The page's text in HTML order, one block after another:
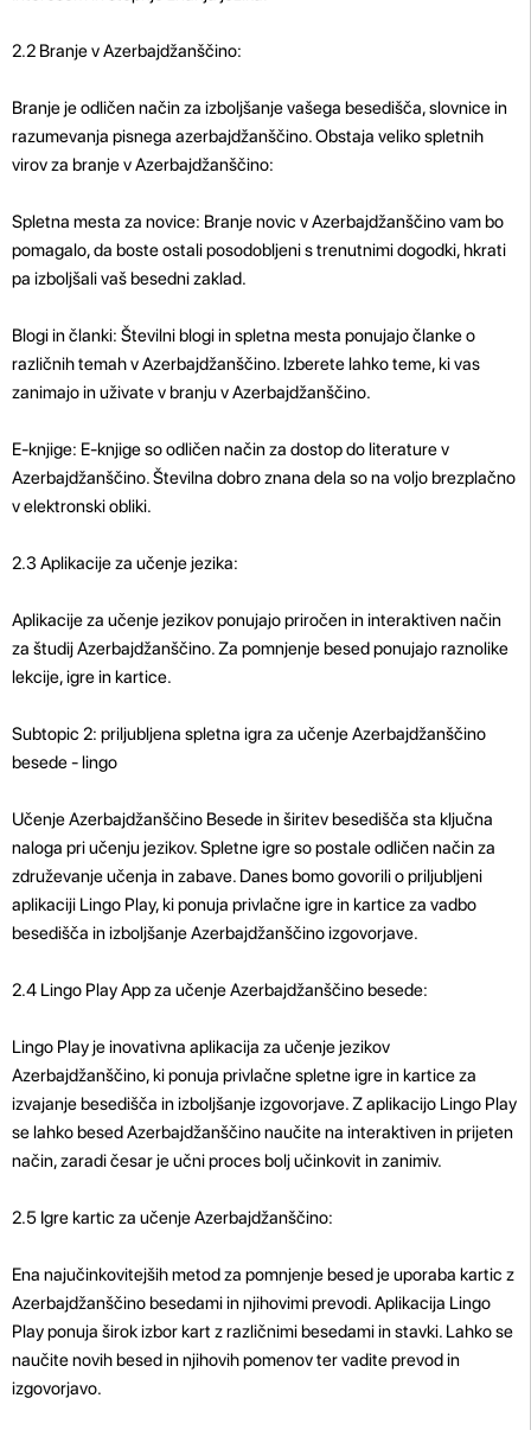
2.2 Branje v Azerbajdžanščino:
Branje je odličen način za izboljšanje vašega besedišča, slovnice in
razumevanja pisnega azerbajdžanščino. Obstaja veliko spletnih
virov za branje v Azerbajdžanščino:
Spletna mesta za novice: Branje novic v Azerbajdžanščino vam bo
pomagalo, da boste ostali posodobljeni s trenutnimi dogodki, hkrati
pa izboljšali vaš besedni zaklad.
Blogi in članki: Številni blogi in spletna mesta ponujajo članke o
različnih temah v Azerbajdžanščino. Izberete lahko teme, ki vas
zanimajo in uživate v branju v Azerbajdžanščino.
E-knjige: E-knjige so odličen način za dostop do literature v
Azerbajdžanščino. Številna dobro znana dela so na voljo brezplačno
v elektronski obliki.
2.3 Aplikacije za učenje jezika:
Aplikacije za učenje jezikov ponujajo priročen in interaktiven način
za študij Azerbajdžanščino. Za pomnjenje besed ponujajo raznolike
lekcije, igre in kartice.
Subtopic 2: priljubljena spletna igra za učenje Azerbajdžanščino
besede - lingo
Učenje Azerbajdžanščino Besede in širitev besedišča sta ključna
naloga pri učenju jezikov. Spletne igre so postale odličen način za
združevanje učenja in zabave. Danes bomo govorili o priljubljeni
aplikaciji Lingo Play, ki ponuja privlačne igre in kartice za vadbo
besedišča in izboljšanje Azerbajdžanščino izgovorjave.
2.4 Lingo Play App za učenje Azerbajdžanščino besede:
Lingo Play je inovativna aplikacija za učenje jezikov
Azerbajdžanščino, ki ponuja privlačne spletne igre in kartice za
izvajanje besedišča in izboljšanje izgovorjave. Z aplikacijo Lingo Play
se lahko besed Azerbajdžanščino naučite na interaktiven in prijeten
način, zaradi česar je učni proces bolj učinkovit in zanimiv.
2.5 Igre kartic za učenje Azerbajdžanščino:
Ena najučinkovitejših metod za pomnjenje besed je uporaba kartic z
Azerbajdžanščino besedami in njihovimi prevodi. Aplikacija Lingo
Play ponuja širok izbor kart z različnimi besedami in stavki. Lahko se
naučite novih besed in njihovih pomenov ter vadite prevod in
izgovorjavo.